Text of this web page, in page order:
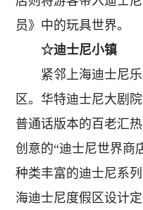
员》中的玩具世界。
☆迪士尼小镇
紧邻上海迪士尼乐
区。华特迪士尼大剧
普通话版本的百老汇
创意的“迪士尼世界商
种类丰富的迪士尼系
海迪士尼度假区设计定